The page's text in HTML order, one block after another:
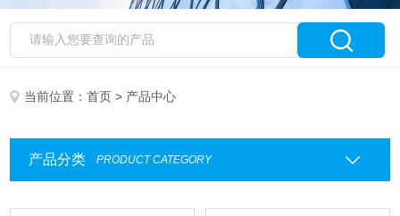
当前位置：首页 > 产品中心
产品分类 PRODUCT CATEGORY